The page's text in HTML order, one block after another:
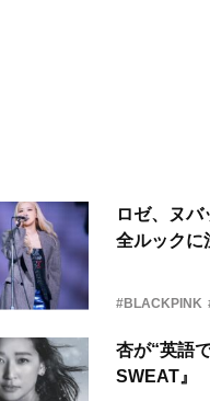
ロゼ、ヌ
全ルックに
#BLACKPINK
杏が“英語
SWEAT』